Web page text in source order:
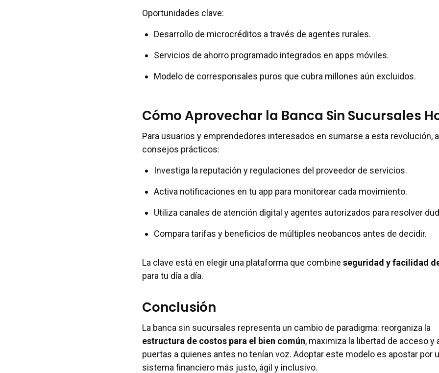
Oportunidades clave:
Desarrollo de microcréditos a través de agentes rurales.
Servicios de ahorro programado integrados en apps móviles.
Modelo de corresponsales puros que cubra millones aún excluidos.
Cómo Aprovechar la Banca Sin Sucursales
Para usuarios y emprendedores interesados en sumarse a esta revolución,
consejos prácticos:
Investiga la reputación y regulaciones del proveedor de servicios.
Activa notificaciones en tu app para monitorear cada movimiento.
Utiliza canales de atención digital y agentes autorizados para resolver
Compara tarifas y beneficios de múltiples neobancos antes de decidir.
La clave está en elegir una plataforma que combine seguridad y facilidad
para tu día a día.
Conclusión
La banca sin sucursales representa un cambio de paradigma: reorganiza la
estructura de costos para el bien común, maximiza la libertad de acceso y
puertas a quienes antes no tenían voz. Adoptar este modelo es apostar por
sistema financiero más justo, ágil y inclusivo.